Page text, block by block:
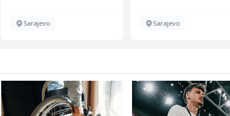
Sarajevo Sarajevo